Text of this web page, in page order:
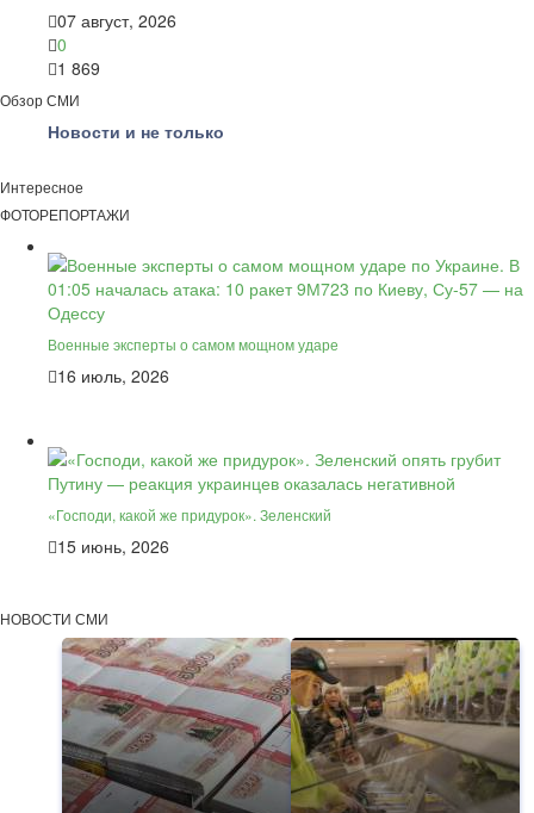
07 август, 2026
0
1 869
Обзор СМИ
Новости и не только
Интересное
ФОТОРЕПОРТАЖИ
Военные эксперты о самом мощном ударе
16 июль, 2026
«Господи, какой же придурок». Зеленский
15 июнь, 2026
НОВОСТИ СМИ